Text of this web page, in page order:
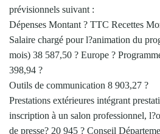
prévisionnels suivant :
Dépenses Montant ? TTC Recettes
Salaire chargé pour l?animation du
mois) 38 587,50 ? Europe ?
398,94 ?
Outils de communication 8 903,27 ?
Prestations extérieures intégrant
inscription à un salon professionnel,
de presse? 20 945 ? Conseil